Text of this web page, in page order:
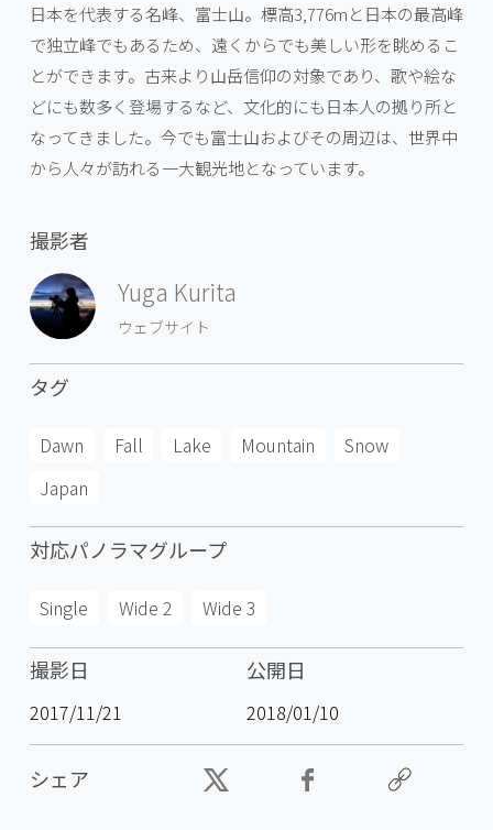
日本を代表する名峰、富士山。標高3,776mと日本の最高峰
で独立峰でもあるため、遠くからでも美しい形を眺めるこ
とができます。古来より山岳信仰の対象であり、歌や絵な
どにも数多く登場するなど、文化的にも日本人の拠り所と
なってきました。今でも富士山およびその周辺は、世界中
から人々が訪れる一大観光地となっています。
撮影者
Yuga Kurita
ウェブサイト
タグ
Dawn Fall Lake Mountain
Snow
Japan
対応パノラマグループ
Single Wide 2 Wide 3
撮影日
2017/11/21
公開日
2018/01/10
シェア